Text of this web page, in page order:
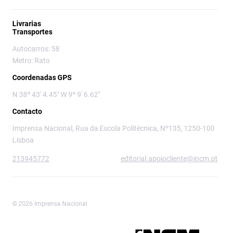
Livrarias
Transportes
Autocarros: 58
Metro: Rato
Coordenadas GPS
N 38º 43' 4.45" W 9º 9' 6.62"
Contacto
Imprensa Nacional, Rua da Escola Politécnica, Nº135, 1250-100
Lisboa
213945772 editorial.apoiocliente@incm.pt
© 2026 Imprensa Nacional